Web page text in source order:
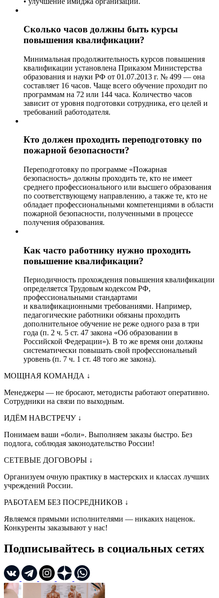
Сколько часов должны быть курсы
повышения квалификации?
Минимальная продолжительность курсов повышения
квалификации установлена Приказом Министерства
образования и науки РФ от 01.07.2013 г. № 499 — она
составляет 16 часов. Чаще всего обучение проходит по
программам на 72 или 144 часа. Количество часов
зависит от уровня подготовки сотрудника, его целей и
требований работодателя.
Кто должен проходить переподготовку по
пожарной безопасности?
Переподготовку по программе «Пожарная
безопасность» должны проходить те, кто не имеет
среднего профессионального или высшего образования
по соответствующему направлению, а также те, кто не
обладает профессиональными компетенциями в области
пожарной безопасности, полученными в процессе
получения образования.
Как часто работнику нужно проходить
повышение квалификации?
Периодичность прохождения повышения квалификации
определяется Трудовым кодексом РФ,
профессиональными стандартами
и квалификационными требованиями. Например,
педагогические работники обязаны проходить
дополнительное обучение не реже одного раза в три
года (п. 2 ч. 5 ст. 47 закона «Об образовании в
Российской Федерации»). В то же время они должны
систематически повышать свой профессиональный
уровень (п. 7 ч. 1 ст. 48 того же закона).
МОЩНАЯ КОМАНДА ↓
Менеджеры — не бросают, методисты работают оперативно.
Сотрудники на связи по выходным.
ИДЁМ НАВСТРЕЧУ ↓
Понимаем ваши «боли». Выполняем заказы быстро. Без
подлога, соблюдая законодательство России!
СЕТЕВЫЕ ДОГОВОРЫ ↓
Организуем очную практику в мастерских и классах лучших
учреждений России.
РАБОТАЕМ БЕЗ ПОСРЕДНИКОВ ↓
Являемся прямыми исполнителями — никаких наценок.
Конкуренты заказывают у нас!
Подписывайтесь в социальных сетях